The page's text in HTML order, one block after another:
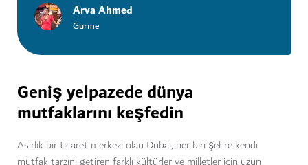
Arva Ahmed
Gurme
Geniş yelpazede dünya
mutfaklarını keşfedin
Asırlık bir ticaret merkezi olan Dubai, her biri şehre kendi